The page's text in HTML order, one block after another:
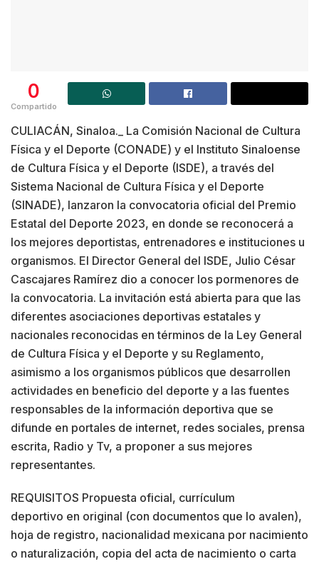
0
Compartido
CULIACÁN, Sinaloa._ La Comisión Nacional de Cultura
Física y el Deporte (CONADE) y el Instituto Sinaloense
de Cultura Física y el Deporte (ISDE), a través del
Sistema Nacional de Cultura Física y el Deporte
(SINADE), lanzaron la convocatoria oficial del Premio
Estatal del Deporte 2023, en donde se reconocerá a
los mejores deportistas, entrenadores e instituciones u
organismos. El Director General del ISDE, Julio César
Cascajares Ramírez dio a conocer los pormenores de
la convocatoria. La invitación está abierta para que las
diferentes asociaciones deportivas estatales y
nacionales reconocidas en términos de la Ley General
de Cultura Física y el Deporte y su Reglamento,
asimismo a los organismos públicos que desarrollen
actividades en beneficio del deporte y a las fuentes
responsables de la información deportiva que se
difunde en portales de internet, redes sociales, prensa
escrita, Radio y Tv, a proponer a sus mejores
representantes.
REQUISITOS Propuesta oficial, currículum
deportivo en original (con documentos que lo avalen),
hoja de registro, nacionalidad mexicana por nacimiento
o naturalización, copia del acta de nacimiento o carta